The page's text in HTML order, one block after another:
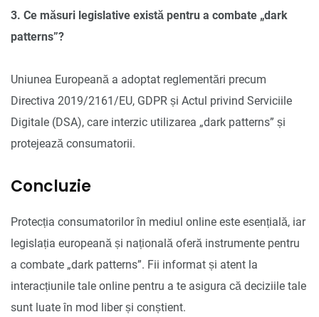
3. Ce măsuri legislative există pentru a combate „dark
patterns”?
Uniunea Europeană a adoptat reglementări precum
Directiva 2019/2161/EU, GDPR și Actul privind Serviciile
Digitale (DSA), care interzic utilizarea „dark patterns” și
protejează consumatorii.
Concluzie
Protecția consumatorilor în mediul online este esențială, iar
legislația europeană și națională oferă instrumente pentru
a combate „dark patterns”. Fii informat și atent la
interacțiunile tale online pentru a te asigura că deciziile tale
sunt luate în mod liber și conștient.